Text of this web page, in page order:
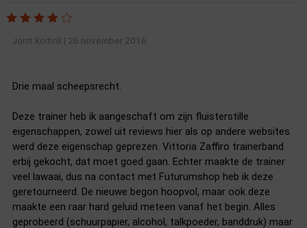
Jorrit Kortink| 26 november 2016
Drie maal scheepsrecht.
Deze trainer heb ik aangeschaft om zijn fluisterstille
eigenschappen, zowel uit reviews hier als op andere websites
werd deze eigenschap geprezen. Vittoria Zaffiro trainerband
erbij gekocht, dat moet goed gaan. Echter maakte de trainer
veel lawaai, dus na contact met Futurumshop heb ik deze
geretourneerd. De nieuwe begon hoopvol, maar ook deze
maakte een raar hard geluid meteen vanaf het begin. Alles
geprobeerd (schuurpapier, alcohol, talkpoeder, banddruk) maar